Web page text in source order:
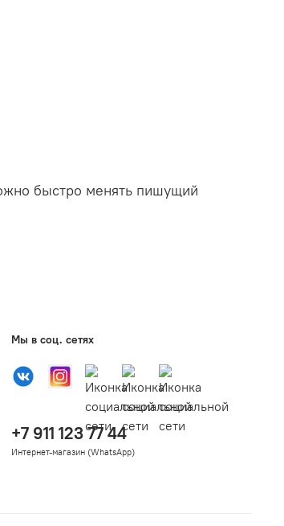
быстро менять пишущий
Мы в соц. сетях
+7 911 123 77 44
Интернет-магазин (WhatsApp)